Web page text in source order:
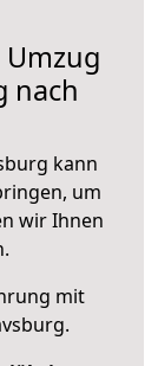
nach
kann
um
wir Ihnen
mit
.